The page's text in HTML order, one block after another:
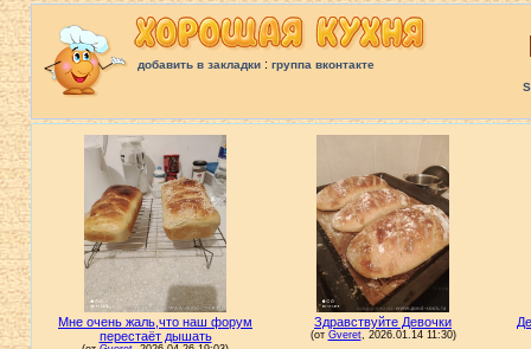
добавить в закладки: группа вконтакте